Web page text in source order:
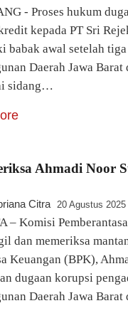
- Proses hukum
kepada PT Sri
babak awal setelah
Daerah Jawa
sidang…
Ahmadi Noor
Citra 20 Agustus 2025
– Komisi
dan memeriksa
Keuangan (BPK),
dugaan korupsi
Daerah Jawa